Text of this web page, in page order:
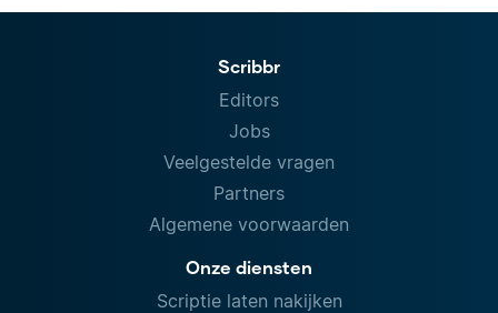
Scribbr
Editors
Jobs
Veelgestelde vragen
Partners
Algemene voorwaarden
Onze diensten
Scriptie laten nakijken